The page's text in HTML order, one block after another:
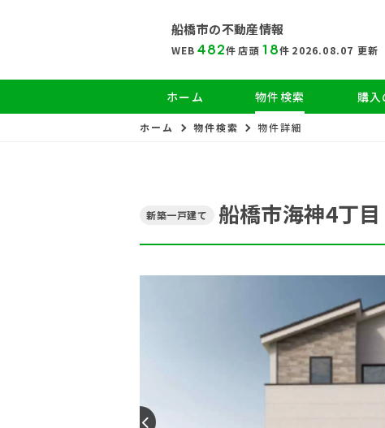
船橋市の不動産情報
WEB 482件 店頭 18件 2026.08.07 更新
ホーム 物件検索 購入
ホーム 物件検索 物件詳細
新築一戸建て 船橋市海神4丁目